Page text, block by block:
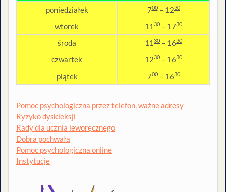
poniedziałek 700– 1230
wtorek 11 30 – 1730
środa 11 30 – 1630
czwartek 1230 – 1630
piątek 700– 1630
Pomoc psychologiczna przez telefon, ważne adresy
Ryzyko dyskleksji
Rady dla ucznia leworęcznego
Dobra pochwała
Pomoc psychologiczna online
Instytucje